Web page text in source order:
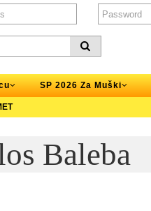
SP 2026 Za Muški
Baleba